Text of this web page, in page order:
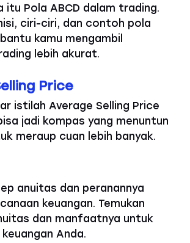
itu Pola ABCD dalam trading.
ciri-ciri, dan contoh pola
kamu mengambil
lebih akurat.
Price
istilah Average Selling Price
jadi kompas yang menuntun
meraup cuan lebih banyak.
anuitas dan peranannya
keuangan. Temukan
dan manfaatnya untuk
Anda.